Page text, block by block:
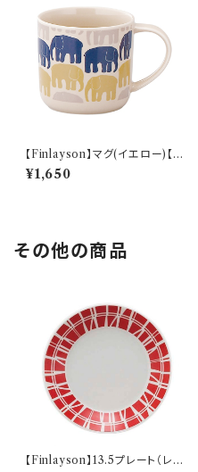
【Finlayson】マグ(イエロー)【F
IN100】
¥1,650
その他の商品
【Finlayson】13.5プレート（レッ